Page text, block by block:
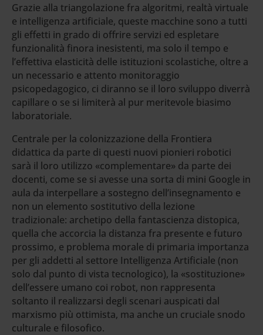
Grazie alla triangolazione fra algoritmi, realtà virtuale
e intelligenza artificiale, queste macchine sono a tutti
gli effetti in grado di offrire servizi ed espletare
funzionalità finora inesistenti, ma solo il tempo e
l’effettiva elasticità delle istituzioni scolastiche, oltre a
un necessario e attento monitoraggio
psicopedagogico, ci diranno se il loro sviluppo diverrà
capillare o se si limiterà al pur meritevole biasimo
laboratoriale.
Centrale per la colonizzazione della Frontiera
didattica da parte di questi nuovi pionieri robotici
sarà il loro utilizzo «complementare» da parte dei
docenti, come se si avesse una sorta di mini Google in
aula da interpellare a sostegno dell’insegnamento e
non un elemento sostitutivo della lezione
tradizionale: archetipo della fantascienza distopica,
quella che accorcia la distanza fra presente e futuro
prossimo, e problema morale di primaria importanza
per gli addetti al settore Intelligenza Artificiale (non
solo dal punto di vista tecnologico), la «sostituzione»
dell’essere umano coi robot, non rappresenta
soltanto il realizzarsi degli scenari auspicati dal
marxismo più ottimista, ma anche un cruciale snodo
culturale e filosofico.